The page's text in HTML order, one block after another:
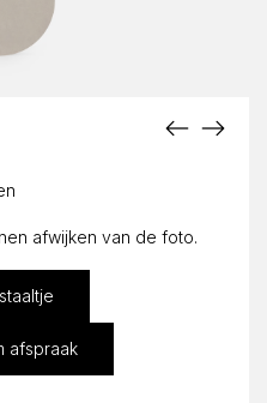
afwijken van de foto.
afspraak